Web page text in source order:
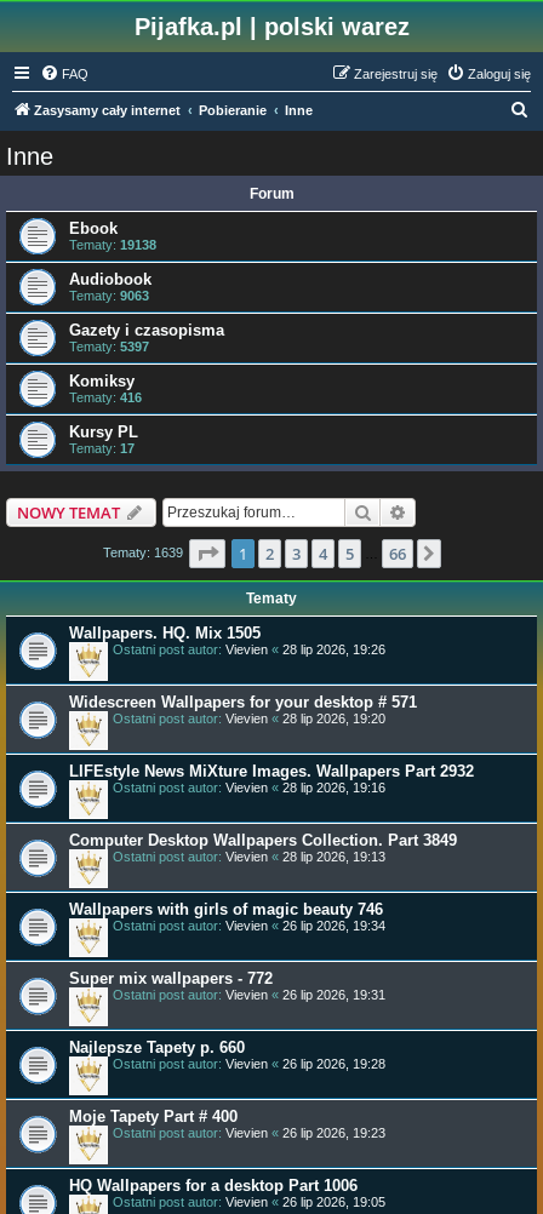
Pijafka.pl | polski warez
FAQ Zaloguj się
Zarejestruj się
Zasysamy cały internet Pobieranie Inne
Inne
Forum
Ebook
Tematy: 19138
Audiobook
Tematy: 9063
Gazety i czasopisma
Tematy: 5397
Komiksy
Tematy: 416
Kursy PL
Tematy: 17
NOWY TEMAT Szukaj
Tematy: 1639 Strona1 z66
1 2 3 4 5 66
Tematy
Wallpapers. HQ. Mix 1505
Ostatni post autor: Vievien « 28 lip 2026, 19:26
Widescreen Wallpapers for your desktop # 571
Ostatni post autor: Vievien « 28 lip 2026, 19:20
LIFEstyle News MiXture Images. Wallpapers Part 2932
Ostatni post autor: Vievien « 28 lip 2026, 19:16
Computer Desktop Wallpapers Collection. Part 3849
Ostatni post autor: Vievien « 28 lip 2026, 19:13
Wallpapers with girls of magic beauty 746
Ostatni post autor: Vievien « 26 lip 2026, 19:34
Super mix wallpapers - 772
Ostatni post autor: Vievien « 26 lip 2026, 19:31
Najlepsze Tapety p. 660
Ostatni post autor: Vievien « 26 lip 2026, 19:28
Moje Tapety Part # 400
Ostatni post autor: Vievien « 26 lip 2026, 19:23
HQ Wallpapers for a desktop Part 1006
Ostatni post autor: Vievien « 26 lip 2026, 19:05